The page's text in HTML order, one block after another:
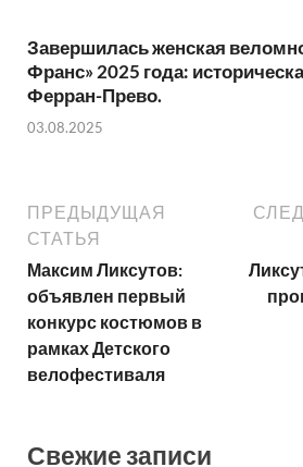
Завершилась женская
Франс» 2025 года:
Ферран-Прево.
03.08.2025
ПРЕДЫДУЩАЯ
СТАТЬЯ
Максим Ликсутов:
объявлен первый
конкурс костюмов в
рамках Детского
велофестиваля
Свежие записи